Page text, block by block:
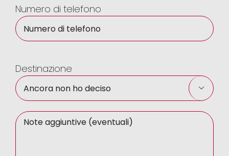
Numero di telefono
Destinazione
